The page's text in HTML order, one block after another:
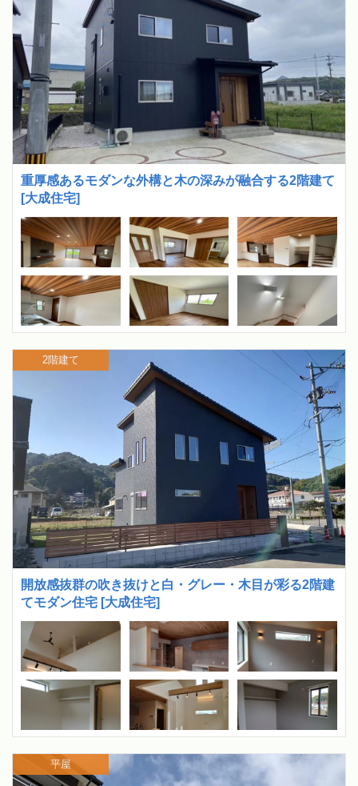
重厚感あるモダンな外構と木の深みが融合する2階建て
[大成住宅]
開放感抜群の吹き抜けと白・グレー・木目が彩る2階建
てモダン住宅 [大成住宅]
2階建て
平屋